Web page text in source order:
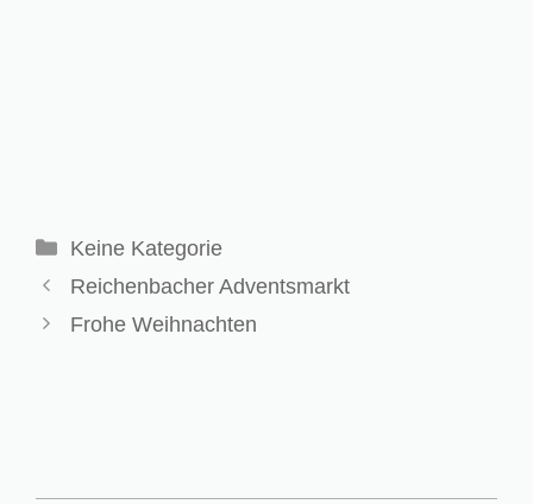
Kategorien
Keine Kategorie
Reichenbacher Adventsmarkt
Frohe Weihnachten